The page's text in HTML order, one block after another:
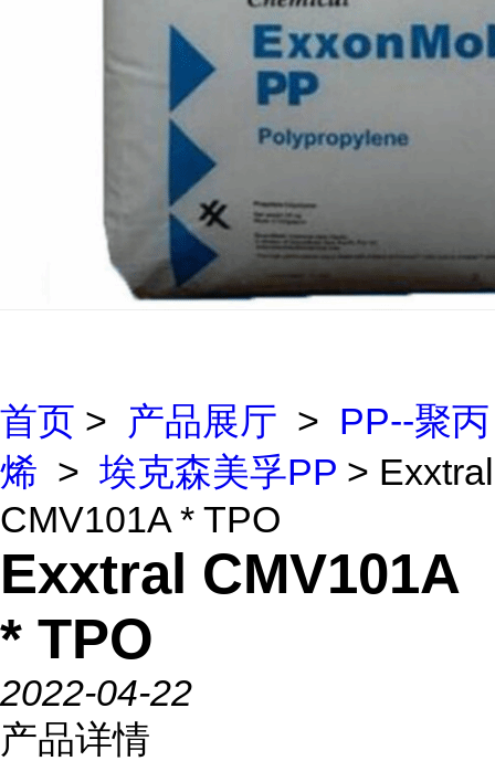
首页 > 产品展厅 > PP--聚丙
烯 > 埃克森美孚PP > Exxtral
CMV101A * TPO
Exxtral CMV101A
* TPO
2022-04-22
产品详情